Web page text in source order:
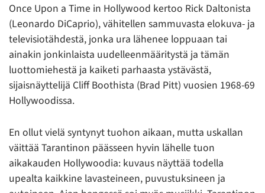
Once Upon a Time in Hollywood kertoo Rick Daltonista
(Leonardo DiCaprio), vähitellen sammuvasta elokuva- ja
televisiotähdestä, jonka ura lähenee loppuaan tai
ainakin jonkinlaista uudelleenmääritystä ja tämän
luottomiehestä ja kaiketi parhaasta ystävästä,
sijaisnäyttelijä Cliff Boothista (Brad Pitt) vuosien 1968-69
Hollywoodissa.
En ollut vielä syntynyt tuohon aikaan, mutta uskallan
väittää Tarantinon päässeen hyvin lähelle tuon
aikakauden Hollywoodia: kuvaus näyttää todella
upealta kaikkine lavasteineen, puvustuksineen ja